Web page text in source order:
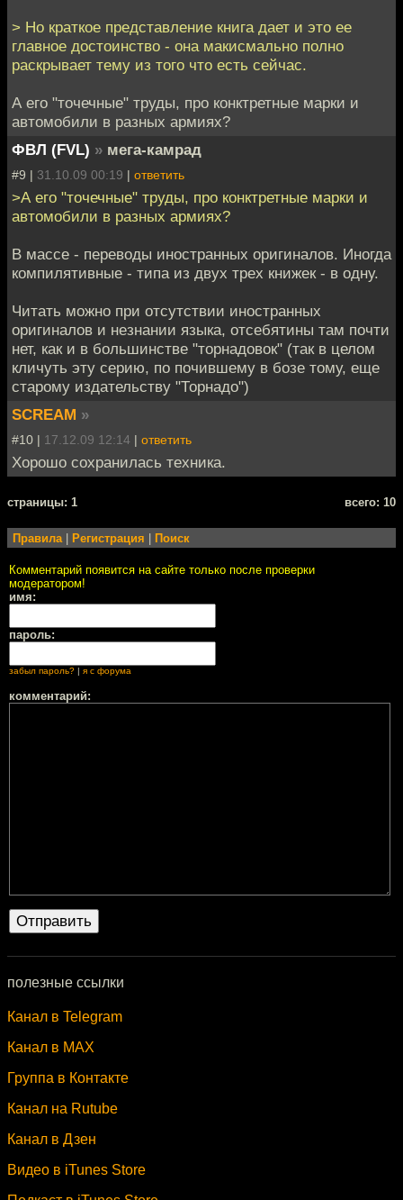
> Но краткое представление книга дает и это ее
главное достоинство - она макисмально полно
раскрывает тему из того что есть сейчас.
А его "точечные" труды, про конктретные марки и
автомобили в разных армиях?
ФВЛ (FVL) » мега-камрад
#9 | 31.10.09 00:19 | ответить
>А его "точечные" труды, про конктретные марки и
автомобили в разных армиях?
В массе - переводы иностранных оригиналов. Иногда
компилятивные - типа из двух трех книжек - в одну.
Читать можно при отсутствии иностранных
оригиналов и незнании языка, отсебятины там почти
нет, как и в большинстве "торнадовок" (так в целом
кличуть эту серию, по почившему в бозе тому, еще
старому издательству "Торнадо")
SCREAM »
#10 | 17.12.09 12:14 | ответить
Хорошо сохранилась техника.
cтраницы: 1 всего: 10
Правила| Регистрация Поиск
Комментарий появится на сайте только после проверки
модератором!
имя:
пароль:
забыл пароль? я с форума
комментарий:
полезные ссылки
Канал в Telegram
Канал в MAX
Группа в Контакте
Канал на Rutube
Канал в Дзен
Видео в iTunes Store